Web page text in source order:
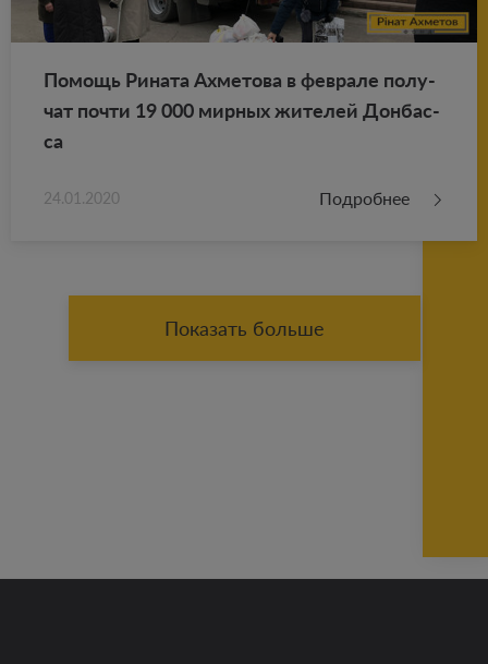
По­мощь Ри­на­та Ах­ме­то­ва в фев­ра­ле по­лу­
чат почти 19 000 мир­ных жи­те­лей Дон­бас­
са
24.01.2020 Подробнее
Показать больше